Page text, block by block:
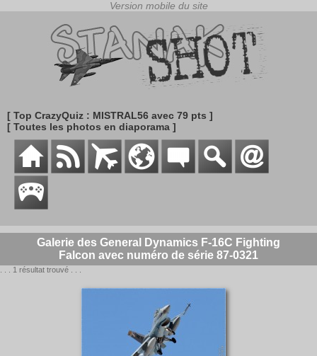
[ Top CrazyQuiz : MISTRAL56 avec 79 pts ]
[ Toutes les photos en diaporama ]
Galerie des General Dynamics F-16C Fighting
Falcon avec numéro de série 87-0321
. . . 1 résultat trouvé . . .